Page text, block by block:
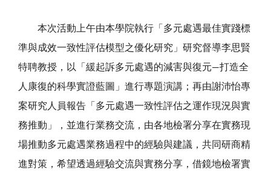
本次活動上午由本學院執行「多元處遇最佳實踐標
準與成效一致性評估模型之優化研究」研究督導李思賢
特聘教授，以「緩起訴多元處遇的減害與復元—打造全
人康復的科學實證藍圖」進行專題演講；再由謝沛怡專
案研究人員報告「多元處遇一致性評估之運作現況與實
務推動」，並進行業務交流，由各地檢署分享在實務現
場推動多元處遇業務過程中的經驗與建議，共同研商精
進對策，希望透過經驗交流與實務分享，借鏡地檢署實